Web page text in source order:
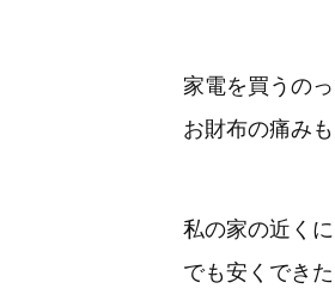
家電を買うの
お財布の痛み
私の家の近く
でも安くでき